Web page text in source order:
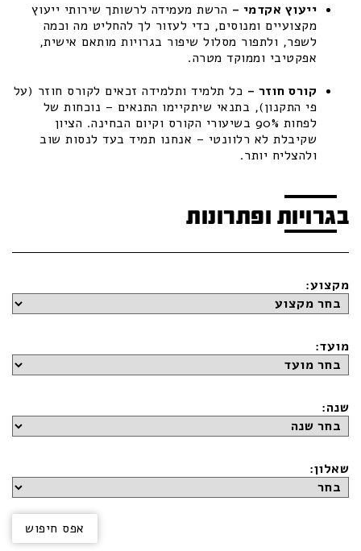
ייעוץ אקדמי – הרשת מעמידה לרשותך שירותי ייעוץ
מקצועיים ומנוסים, כדי לעזור לך להחליט מה וכמה
לשפר, ולתפור מסלול שיפור בגרויות מותאם אישית,
אפקטיבי וממוקד מטרה.
קורס חוזר – כל תלמיד ותלמידה זכאים לקורס חוזר (על
פי התקנון), בתנאי שיתקיימו התנאים – נוכחות של
לפחות 90% בשיעורי הקורס וקיום הבחינה. הציון
שקיבלת לא רלוונטי – אנחנו תמיד בעד לנסות שוב
ולהצליח יותר.
בגרויות ופתרונות
מקצוע:
מועד:
שנה:
שאלון: